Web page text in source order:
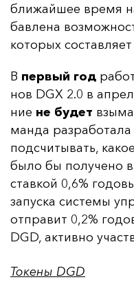
бли­жай­шее вре­мя
бав­ле­на
ко­то­рых сос­тав­ля­ет
В пер­вый год
нов DGX 2.0 в
ние не бу­дет
ман­да раз­ра­бо­та­ла
под­счи­ты­вать,
бы­ло бы по­лу­че­но в
став­кой 0,6%
за­пус­ка сис­те­мы
от­пра­вит 0,2%
DGD, ак­тив­но
Токены DGD